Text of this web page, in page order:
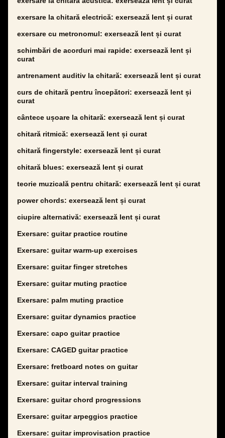
exersare la chitară electrică: exersează lent și curat
exersare cu metronomul: exersează lent și curat
schimbări de acorduri mai rapide: exersează lent și
curat
antrenament auditiv la chitară: exersează lent și curat
curs de chitară pentru începători: exersează lent și
curat
cântece ușoare la chitară: exersează lent și curat
chitară ritmică: exersează lent și curat
chitară fingerstyle: exersează lent și curat
chitară blues: exersează lent și curat
teorie muzicală pentru chitară: exersează lent și curat
power chords: exersează lent și curat
ciupire alternativă: exersează lent și curat
Exersare: guitar practice routine
Exersare: guitar warm-up exercises
Exersare: guitar finger stretches
Exersare: guitar muting practice
Exersare: palm muting practice
Exersare: guitar dynamics practice
Exersare: capo guitar practice
Exersare: CAGED guitar practice
Exersare: fretboard notes on guitar
Exersare: guitar interval training
Exersare: guitar chord progressions
Exersare: guitar arpeggios practice
Exersare: guitar improvisation practice